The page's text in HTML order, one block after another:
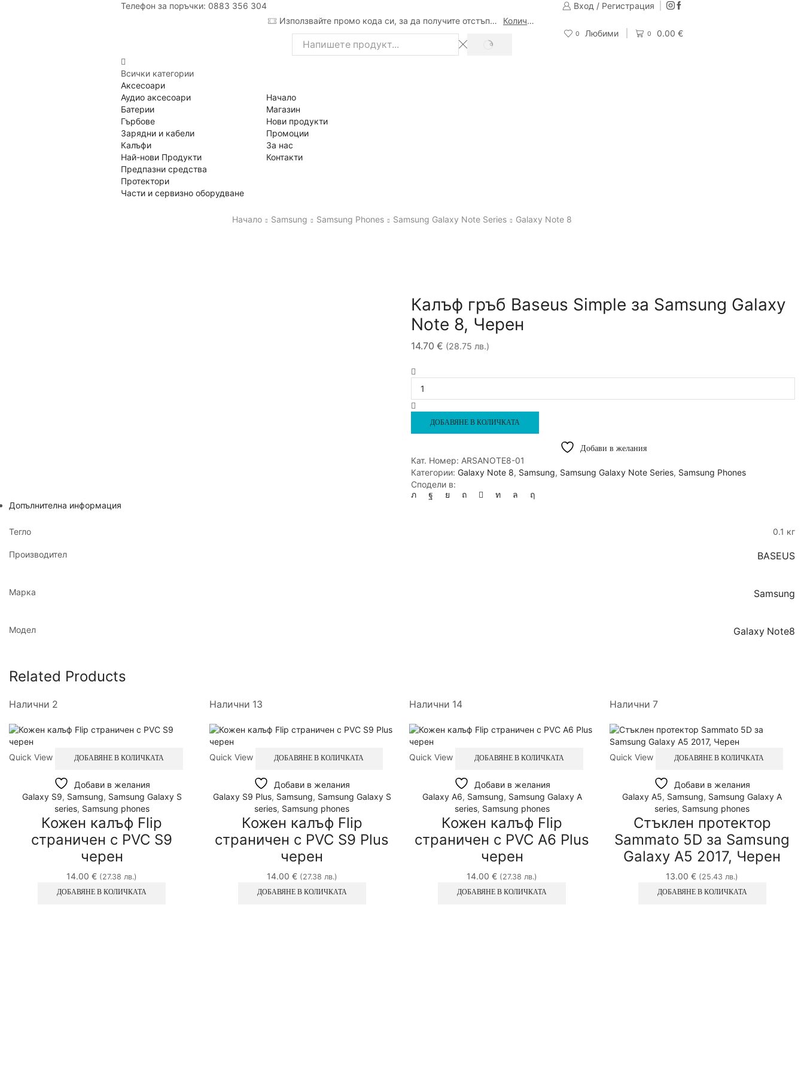
Телефон за поръчки: 0883 356 304
Вход / Регистрация
Използвайте промо кода си, за да получите отстъпка
Количка
Search
SEARCH
0 Любими 0 0.00 €
Всички категории
Аксесоари
Аудио аксесоари
Батерии
Гърбове
Зарядни и кабели
Калъфи
Най-нови Продукти
Предпазни средства
Протектори
Части и сервизно оборудване
Начало
Магазин
Нови продукти
Промоции
За нас
Контакти
Начало Samsung Samsung Phones Samsung Galaxy Note Series Galaxy Note 8
Калъф гръб Baseus Simple за Samsung Galaxy
Note 8, Черен
14.70 € (28.75 лв.)
Калъф
Baseus
Galaxy
Note
8,
Черен
ДОБАВЯНЕ В КОЛИЧКАТА
Добави в желания
Кат. Номер: ARSANOTE8-01
Категории: Galaxy Note 8, Samsung, Samsung Galaxy Note Series, Samsung Phones
Сподели в:
Допълнителна информация
Тегло 0.1 кг
Производител BASEUS
Марка Samsung
Модел Galaxy Note8
Related Products
Налични 2
Quick View ДОБАВЯНЕ В КОЛИЧКАТА
Добави в желания
Galaxy S9, Samsung, Samsung Galaxy S
series, Samsung phones
Кожен калъф Flip
страничен с PVC S9
черен
14.00€ (27.38 лв.)
ДОБАВЯНЕ В КОЛИЧКАТА
Налични 13
Quick View ДОБАВЯНЕ В КОЛИЧКАТА
Добави в желания
Galaxy S9 Plus, Samsung, Samsung Galaxy S
series, Samsung phones
Кожен калъф Flip
страничен с PVC S9 Plus
черен
14.00 €(27.38 лв.)
ДОБАВЯНЕ В КОЛИЧКАТА
Налични 14
Quick View ДОБАВЯНЕ В КОЛИЧКАТА
Добави в желания
Galaxy A6, Samsung, Samsung Galaxy A
series, Samsung phones
Кожен калъф Flip
страничен с PVC А6 Plus
черен
14.00€ (27.38 лв.)
ДОБАВЯНЕ В КОЛИЧКАТА
Налични 7
Quick View ДОБАВЯНЕ В КОЛИЧКАТА
Добави в желания
Galaxy A5, Samsung, Samsung Galaxy A
series, Samsung phones
Стъклен протектор
Sammato 5D за Samsung
Galaxy A5 2017, Черен
13.00€ (25.43 лв.)
ДОБАВЯНЕ В КОЛИЧКАТА